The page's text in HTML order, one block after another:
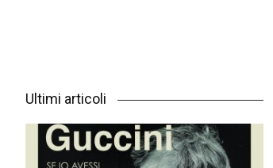
Ultimi articoli